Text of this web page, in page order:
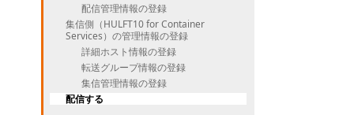
配信管理情報の登録
集信側（HULFT10 for Container
Services）の管理情報の登録
詳細ホスト情報の登録
転送グループ情報の登録
集信管理情報の登録
配信する